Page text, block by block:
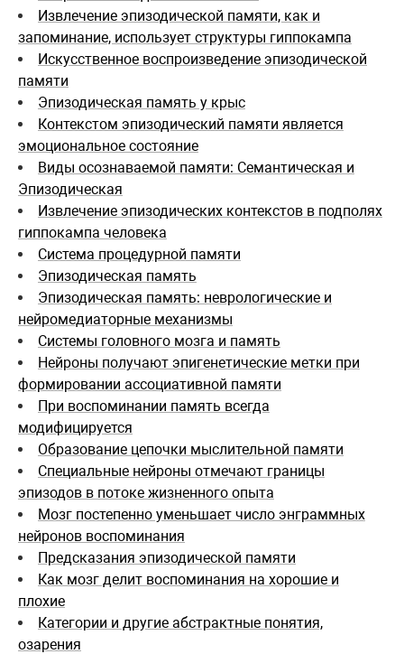
Извлечение эпизодической памяти, как и
запоминание, использует структуры гиппокампа
Искусственное воспроизведение эпизодической
памяти
Эпизодическая память у крыс
Контекстом эпизодический памяти является
эмоциональное состояние
Виды осознаваемой памяти: Семантическая и
Эпизодическая
Извлечение эпизодических контекстов в подполях
гиппокампа человека
Система процедурной памяти
Эпизодическая память
Эпизодическая память: неврологические и
нейромедиаторные механизмы
Системы головного мозга и память
Нейроны получают эпигенетические метки при
формировании ассоциативной памяти
При воспоминании память всегда
модифицируется
Образование цепочки мыслительной памяти
Специальные нейроны отмечают границы
эпизодов в потоке жизненного опыта
Мозг постепенно уменьшает число энграммных
нейронов воспоминания
Предсказания эпизодической памяти
Как мозг делит воспоминания на хорошие и
плохие
Категории и другие абстрактные понятия,
озарения